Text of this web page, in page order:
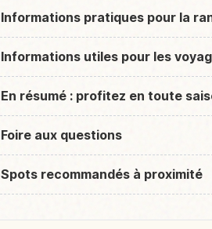
Informations pratiques pour la
Informations utiles pour les
En résumé : profitez en toute
Foire aux questions
Spots recommandés à proximité